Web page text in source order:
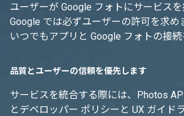
ユーザーが Google フォトにサービスを
Google では必ずユーザーの許可を求め
いつでもアプリと Google フォトの接続
品質とユーザーの信頼を優先します
サービスを統合する際には、Photos
とデベロッパー ポリシーと UX ガイド